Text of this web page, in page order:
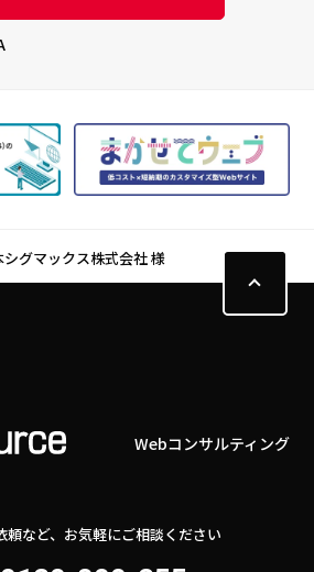
シグマックス株式会社 様
Webコンサルティング
頼など、お気軽にご相談ください